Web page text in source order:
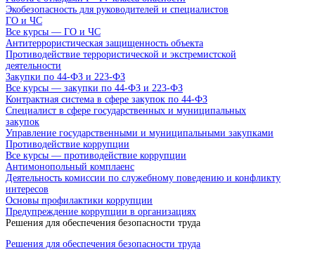
Экобезопасность для руководителей и специалистов
ГО и ЧС
Все курсы — ГО и ЧС
Антитеррористическая защищенность объекта
Противодействие террористической и экстремистской
деятельности
Закупки по 44-ФЗ и 223-ФЗ
Все курсы — закупки по 44-ФЗ и 223-ФЗ
Контрактная система в сфере закупок по 44-ФЗ
Специалист в сфере государственных и муниципальных
закупок
Управление государственными и муниципальными закупками
Противодействие коррупции
Все курсы — противодействие коррупции
Антимонопольный комплаенс
Деятельность комиссии по служебному поведению и конфликту
интересов
Основы профилактики коррупции
Предупреждение коррупции в организациях
Решения для обеспечения безопасности труда
Решения для обеспечения безопасности труда